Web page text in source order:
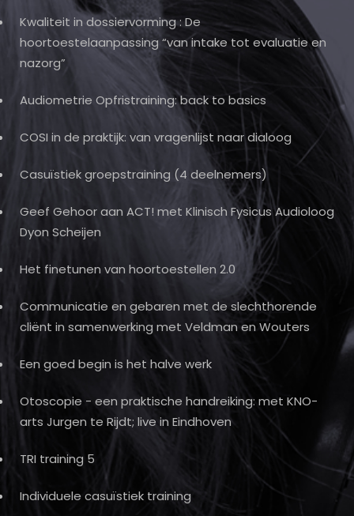
Kwaliteit in dossiervorming : De
hoortoestelaanpassing “van intake tot evaluatie en
nazorg”
Audiometrie Opfristraining: back to basics
COSI in de praktijk: van vragenlijst naar dialoog
Casuïstiek groepstraining (4 deelnemers)
Geef Gehoor aan ACT! met Klinisch Fysicus Audioloog
Dyon Scheijen
Het finetunen van hoortoestellen 2.0
Communicatie en gebaren met de slechthorende
cliënt in samenwerking met Veldman en Wouters
Een goed begin is het halve werk
Otoscopie - een praktische handreiking: met KNO-
arts Jurgen te Rijdt; live in Eindhoven
TRI training 5
Individuele casuïstiek training